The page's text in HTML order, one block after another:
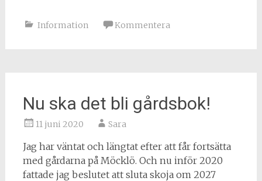
Information Kommentera
Nu ska det bli gårdsbok!
11 juni 2020 Sara
Jag har väntat och längtat efter att får fortsätta
med gårdarna på Möcklö. Och nu inför 2020
fattade jag beslutet att sluta skoja om 2027